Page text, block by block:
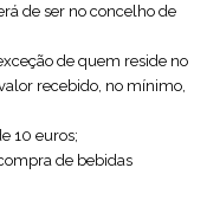
de ser no concelho de
de quem reside no
recebido, no mínimo,
10 euros;
de bebidas